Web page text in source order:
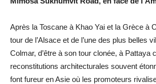
Après la Toscane à Khao Yai et la Grèce à
tour de l’Alsace et de l’une des plus belles
Colmar, d’être à son tour clonée, à Pattaya
reconstitutions architecturales souvent
font fureur en Asie où les promoteurs